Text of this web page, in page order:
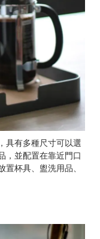
具有多種尺寸可以選
，並配置在靠近門口
杯具、盥洗用品、